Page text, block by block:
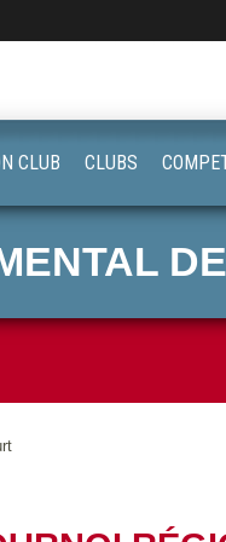
CLUB CLUBS